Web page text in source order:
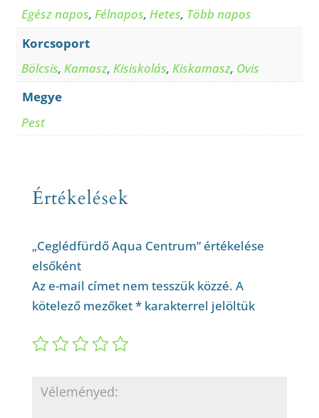
Egész napos,Félnapos,Hetes, Több napos
Korcsoport
Bölcsis,Kamasz,Kisiskolás,Kiskamasz, Ovis
Megye
Pest
Értékelések
„Ceglédfürdő Aqua Centrum” értékelése
elsőként
Az e-mail címet nem tesszük közzé. A
kötelező mezőket*karakterrel jelöltük